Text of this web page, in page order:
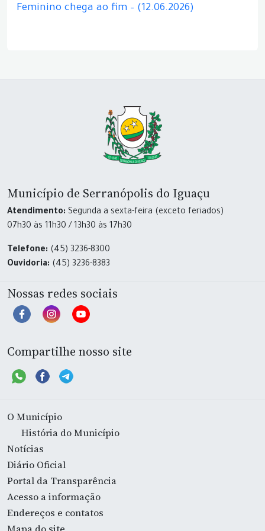
Feminino chega ao fim – (12.06.2026)
Município de Serranópolis do Iguaçu
Atendimento: Segunda a sexta-feira (exceto feriados)
07h30 às 11h30 / 13h30 às 17h30
Telefone: (45) 3236-8300
Ouvidoria: (45) 3236-8383
Nossas redes sociais
Compartilhe nosso site
O Município
História do Município
Notícias
Diário Oficial
Portal da Transparência
Acesso a informação
Endereços e contatos